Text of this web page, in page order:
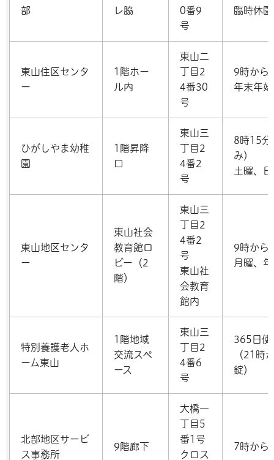
部 レ脇
0番9
号
臨時休
東山住区センタ
ー
1階ホー
ル内
東山二
丁目2
4番30
号
9時から
年末年
ひがしやま幼稚
園
1階昇降
口
東山三
丁目2
4番2
号
8時15分
み）
土曜、
東山地区センタ
ー
東山社会
教育館ロ
ビー（2
階）
東山三
丁目2
4番2
号
東山社
会教育
館内
9時から
月曜、
特別養護老人ホ
ーム東山
1階地域
交流スペ
ース
東山三
丁目2
4番6
号
365日使
（21時
錠）
北部地区サービ
ス事務所
9階廊下
大橋一
丁目5
番1号
クロス
7時から